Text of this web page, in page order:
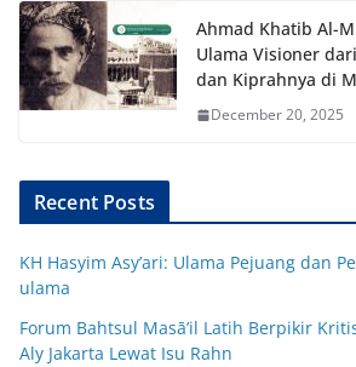
Ahmad Khatib Al-
Ulama Visioner
dan Kiprahnya di
December 20, 2025
Recent Posts
KH Hasyim Asy’ari: Ulama Pejuang dan
ulama
Forum Bahtsul Masā’il Latih Berpikir
Aly Jakarta Lewat Isu Rahn